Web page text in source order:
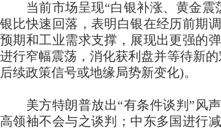
当前市场呈现“白银补涨、黄金震
银比快速回落，表明白银在经历前期
预期和工业需求支撑，展现出更强的
进行窄幅震荡，消化获利盘并等待新
后续政策信号或地缘局势新变化)。
美方特朗普放出“有条件谈判”风声
高领袖不会与之谈判；中东多国进行